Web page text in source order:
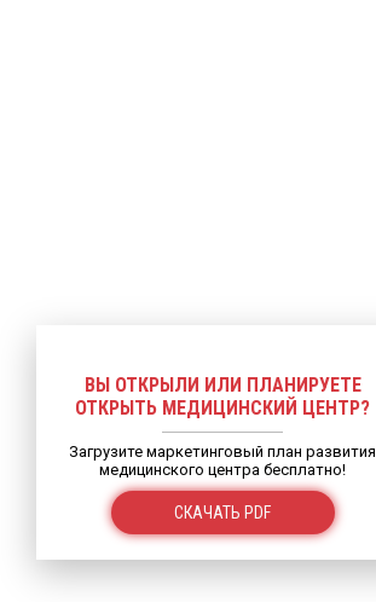
ВЫ ОТКРЫЛИ ИЛИ ПЛАНИРУЕТЕ
ОТКРЫТЬ МЕДИЦИНСКИЙ ЦЕНТР?
Загрузите маркетинговый план развития
медицинского центра бесплатно!
СКАЧАТЬ PDF